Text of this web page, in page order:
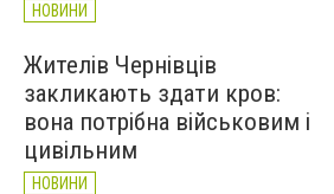
НОВИНИ
Жителів Чернівців
закликають здати кров:
вона потрібна військовим і
цивільним
НОВИНИ